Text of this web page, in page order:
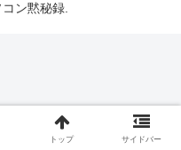
ン黙秘録.
トップ サイドバー